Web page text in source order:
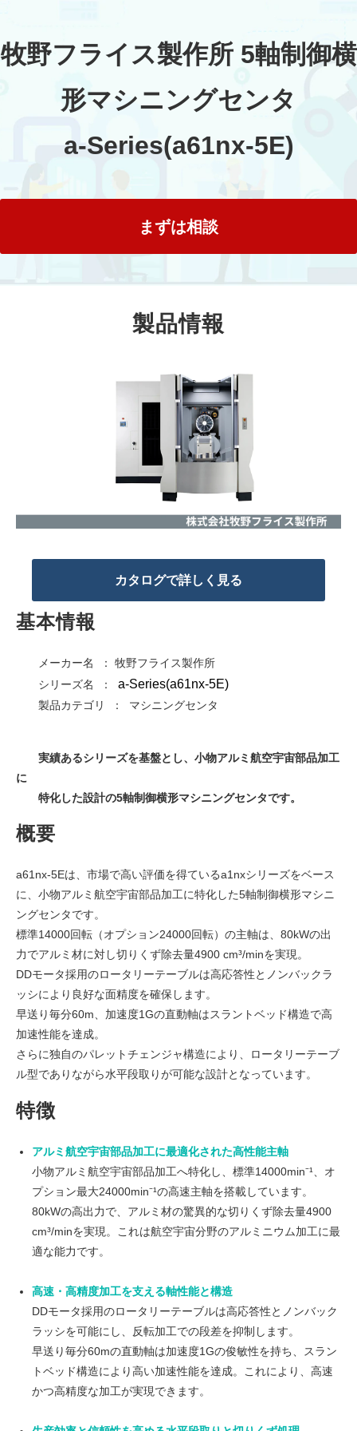
牧野フライス製作所 5軸制御横
形マシニングセンタ
a-Series(a61nx-5E)
まずは相談
製品情報
カタログで詳しく見る
基本情報
メーカー名 ： 牧野フライス製作所
シリーズ名 ：
a-Series(a61nx-5E)
製品カテゴリ ： マシニングセンタ
実績あるシリーズを基盤とし、小物アルミ航空宇宙部品加工
に
特化した設計の5軸制御横形マシニングセンタです。
概要
a61nx-5Eは、市場で高い評価を得ているa1nxシリーズをベース
に、小物アルミ航空宇宙部品加工に特化した5軸制御横形マシニ
ングセンタです。
標準14000回転（オプション24000回転）の主軸は、80kWの出
力でアルミ材に対し切りくず除去量4900 cm³/minを実現。
DDモータ採用のロータリーテーブルは高応答性とノンバックラ
ッシにより良好な面精度を確保します。
早送り毎分60m、加速度1Gの直動軸はスラントベッド構造で高
加速性能を達成。
さらに独自のパレットチェンジャ構造により、ロータリーテーブ
ル型でありながら水平段取りが可能な設計となっています。
特徴
アルミ航空宇宙部品加工に最適化された高性能主軸
小物アルミ航空宇宙部品加工へ特化し、標準14000min⁻¹、オ
プション最大24000min⁻¹の高速主軸を搭載しています。
80kWの高出力で、アルミ材の驚異的な切りくず除去量4900
cm³/minを実現。これは航空宇宙分野のアルミニウム加工に最
適な能力です。
高速・高精度加工を支える軸性能と構造
DDモータ採用のロータリーテーブルは高応答性とノンバック
ラッシを可能にし、反転加工での段差を抑制します。
早送り毎分60mの直動軸は加速度1Gの俊敏性を持ち、スラン
トベッド構造により高い加速性能を達成。これにより、高速
かつ高精度な加工が実現できます。